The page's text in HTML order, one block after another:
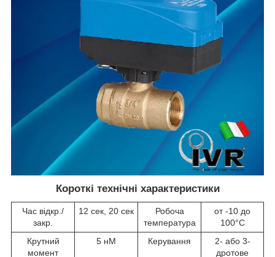
Короткі технічні характеристики
Час відкр./
закр.
12 сек, 20 сек
Робоча
температура
от -10 до
100°С
Крутний
момент
5 нМ Керування
2- або 3-
дротове